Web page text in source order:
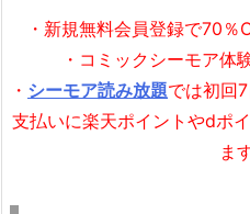
・新規無料会員登録で70％
・コミックシーモア
・ シーモア読み放題では初回
支払いに楽天ポイントやdポ
ま